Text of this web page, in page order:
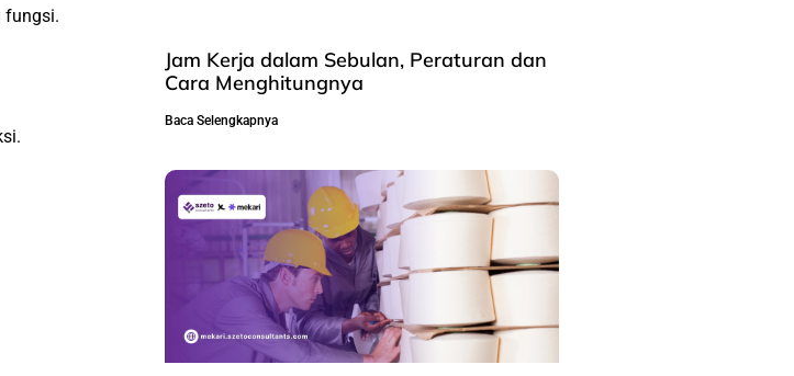
fungsi.
Jam Kerja dalam Sebulan, Peraturan dan
Cara Menghitungnya
Baca Selengkapnya